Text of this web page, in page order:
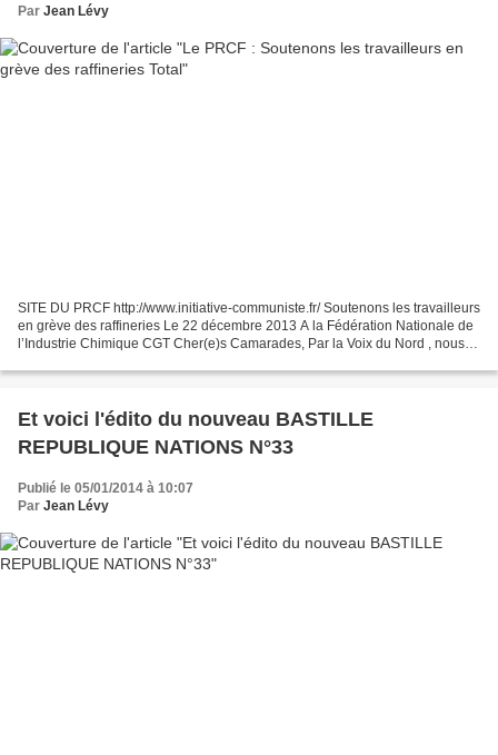
Par Jean Lévy
SITE DU PRCF http://www.initiative-communiste.fr/ Soutenons les travailleurs
en grève des raffineries Le 22 décembre 2013 A la Fédération Nationale de
l’Industrie Chimique CGT Cher(e)s Camarades, Par la Voix du Nord , nous
Et voici l'édito du nouveau BASTILLE
REPUBLIQUE NATIONS N°33
Publié le 05/01/2014 à 10:07
Par Jean Lévy